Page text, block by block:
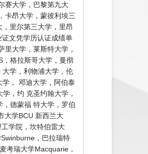
赛大学，巴黎第九大
卡昂大学，蒙彼利埃三
里尔第三大学，里昂
文凭学历认证成绩单
大学，莱斯特大学，
格拉斯哥大学，曼彻
学，利物浦大学，伦
， 邓迪大学，阿伯泰
，约 克圣约翰大学，
德蒙福 特大学，罗伯
大学BCU 新西兰大
学院，坎特伯雷大
，巴拉瑞特
考瑞大学Macquarie，